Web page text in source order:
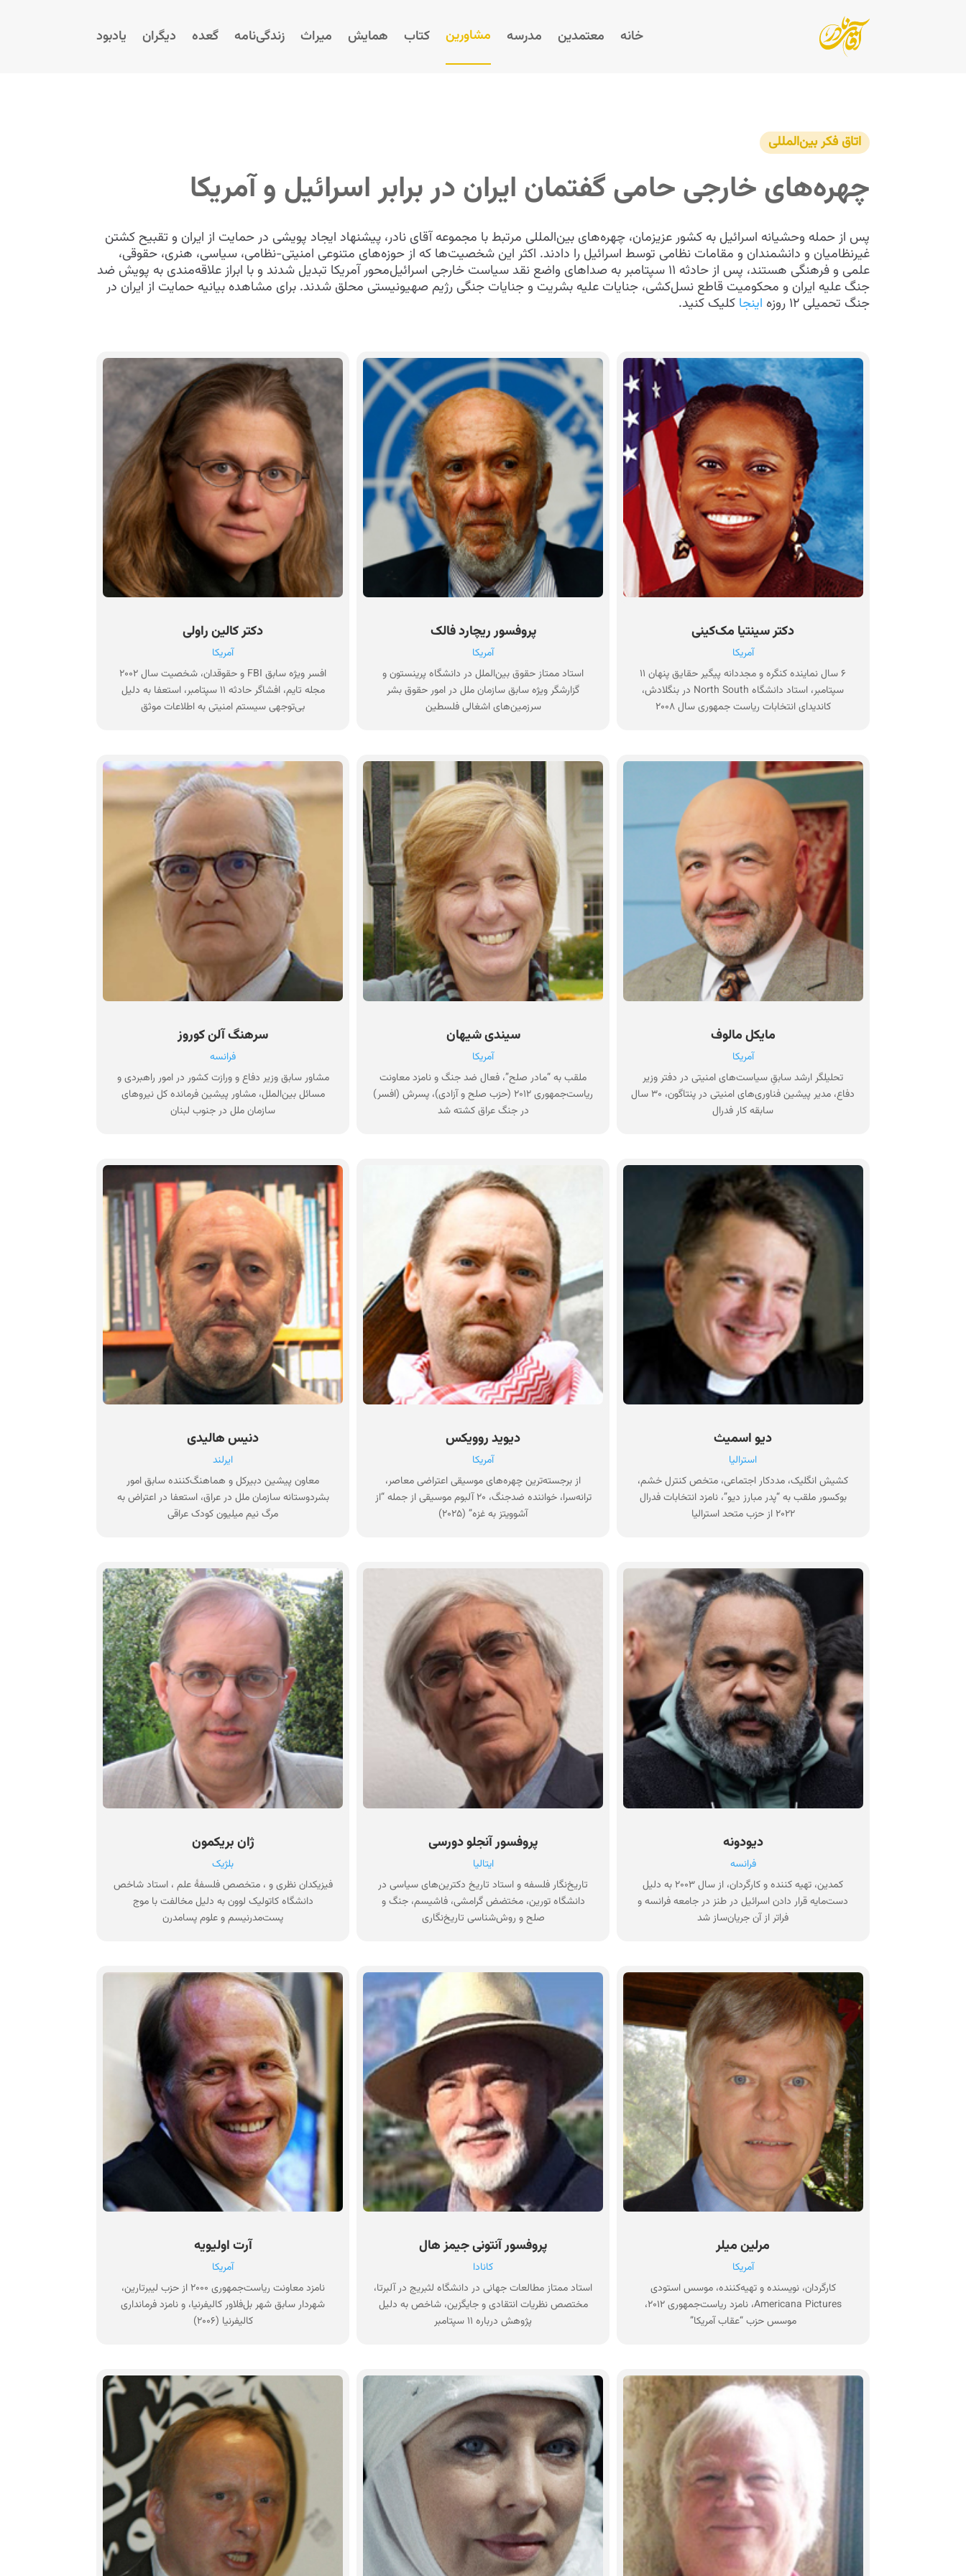
خانه معتمدین مدرسه مشاورین کتاب همایش‌ میراث زندگی‌نامه گعده دیگران یادبود
اتاق فکر بین‌المللی
چهره‌های خارجی حامی گفتمان ایران در برابر اسرائیل و آمریکا
پس از حمله وحشیانه اسرائیل به کشور عزیزمان، چهره‌های بین‌المللی مرتبط با مجموعه آقای نادر، پیشنهاد ایجاد پویشی در حمایت از ایران و تقبیح کشتن
غیرنظامیان و دانشمندان و مقامات نظامی توسط اسرائیل را دادند. اکثر این شخصیت‌ها که از حوزه‌های متنوعی امنیتی-نظامی، سیاسی، هنری، حقوقی،
علمی و فرهنگی هستند، پس از حادثه ۱۱ سپتامبر به صداهای واضع نقد سیاست خارجی اسرائیل‌محور آمریکا تبدیل شدند و با ابراز علاقه‌مندی به پویش ضد
جنگ علیه ایران و محکومیت قاطع نسل‌کشی، جنایات علیه بشریت و جنایات جنگی رژیم صهیونیستی محلق شدند. برای مشاهده بیانیه حمایت از ایران در
جنگ تحمیلی ۱۲ روزه
اینجا کلیک کنید.
دکتر سینتیا مک‌کینی
آمریکا
۶ سال نماینده کنگره و مجددانه پیگیر حقایق پنهان ۱۱
سپتامبر، استاد دانشگاه North South در بنگلادش،
کاندیدای انتخابات ریاست جمهوری سال ۲۰۰۸
پروفسور ریچارد فالک
آمریکا
استاد ممتاز حقوق بین‌الملل در دانشگاه پرینستون و
گزارشگر ویژه سابق سازمان ملل در امور حقوق بشر
سرزمین‌های اشغالی فلسطین
دکتر کالین راولی
آمریکا
افسر ویژه سابق FBI و حقوقدان، شخصیت سال ۲۰۰۲
مجله تایم، افشاگر حادثه ۱۱ سپتامبر، استعفا به دلیل
بی‌توجهی سیستم امنیتی به اطلاعات موثق
مایکل مالوف
آمریکا
تحلیلگر ارشد سابقِ سیاست‌های امنیتی در دفتر وزیر
دفاع، مدیر پیشین فناوری‌های امنیتی در پنتاگون، ۳۰ سال
سابقه کار فدرال
سیندی شیهان
آمریکا
ملقب به “مادر صلح”، فعال ضد جنگ و نامزد معاونت
ریاست‌جمهوری ۲۰۱۲ (حزب صلح و آزادی)، پسرش (افسر)
در جنگ عراق کشته شد
سرهنگ آلن کوروز
فرانسه
مشاور سابق وزیر دفاع و ورازت کشور در امور راهبردی و
مسائل بین‌الملل، مشاور پیشین فرمانده کل نیروهای
سازمان ملل در جنوب لبنان
دیو اسمیث
استرالیا
کشیش انگلیک، مددکار اجتماعی، متخص کنترل خشم،
بوکسور ملقب به “پدر مبارز دیو”، نامزد انتخابات فدرال
۲۰۲۲ از حزب متحد استرالیا
دیوید روویکس
آمریکا
از برجسته‌ترین چهره‌های موسیقی اعتراضی معاصر،
ترانه‌سرا، خواننده ضدجنگ، ۲۰ آلبوم موسیقی از جمله “از
آشوویتز به غزه” (۲۰۲۵)
دنیس هالیدی
ایرلند
معاون پیشین دبیرکل و هماهنگ‌کننده سابق امور
بشردوستانه سازمان ملل در عراق، استعفا در اعتراض به
مرگ نیم میلیون کودک عراقی
دیودونه
فرانسه
کمدین، تهیه کننده و کارگردان، از سال ۲۰۰۳ به دلیل
دست‌مایه قرار دادن اسرائیل در طنز در جامعه فرانسه و
فراتر از آن جریان‌ساز شد
پروفسور آنجلو دورسی
ایتالیا
تاریخ‌نگار فلسفه و استاد تاریخ دکترین‌های سیاسی در
دانشگاه تورین، مختضض گرامشی، فاشیسم، جنگ و
صلح و روش‌شناسی تاریخ‌نگاری
ژان بریکمون
بلژیک
فیزیکدان نظری و ، متخصص فلسفهٔ علم ، استاد شاخص
دانشگاه کاتولیک لوون به دلیل مخالفت با موج
پست‌مدرنیسم و علوم پسا‌مدرن
مرلین میلر
آمریکا
کارگردان، نویسنده و تهیه‌کننده، موسس استودی
Americana Pictures، نامزد ریاست‌جمهوری ۲۰۱۲،
موسس حزب “عقاب آمریکا”
پروفسور آنتونی جیمز هال
کانادا
استاد ممتاز مطالعات جهانی در دانشگاه لثبریج در آلبرتا،
مختصص نظریات انتقادی و جایگزین، شاخص به دلیل
پژوهش درباره ۱۱ سپتامبر
آرت اولیویه
آمریکا
نامزد معاونت ریاست‌جمهوری ۲۰۰۰ از حزب لیبرتارین،
شهردار سابق شهر بل‌فلاور کالیفرنیا، و نامزد فرمانداری
کالیفرنیا (۲۰۰۶)